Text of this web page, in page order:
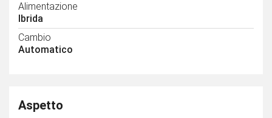
Alimentazione
Ibrida
Cambio
Automatico
Aspetto